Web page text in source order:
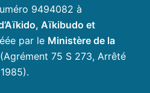
9494082 à
Aïkibudo et
par le Ministère de la
(Agrément 75 S 273, Arrêté